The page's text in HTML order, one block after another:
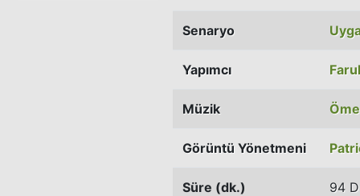
Senaryo
Yapımcı
Müzik
Görüntü Yönetmeni
Süre (dk.) 94